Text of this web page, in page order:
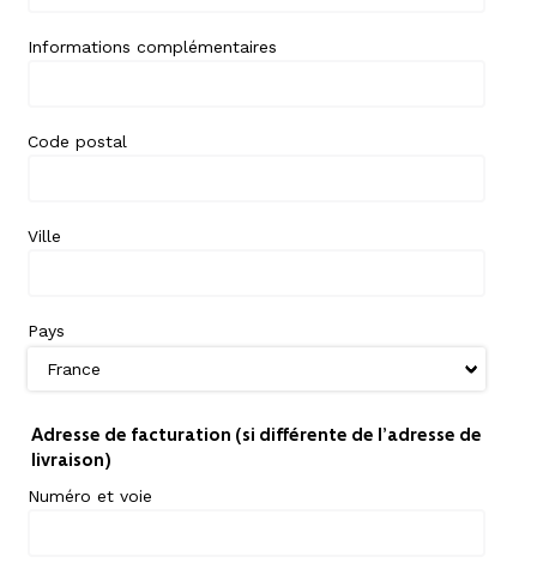
Informations complémentaires
Code postal
Ville
Pays
Adresse de facturation (si différente de l’adresse de
livraison)
Numéro et voie